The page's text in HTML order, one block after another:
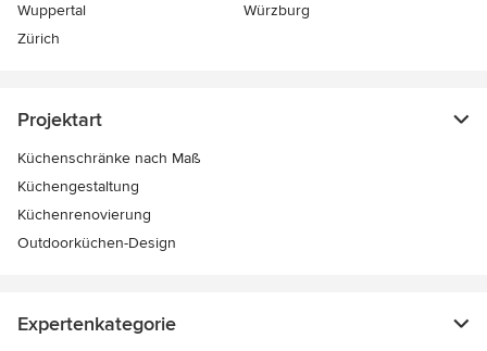
Wuppertal
Würzburg
Zürich
Projektart
Küchenschränke nach Maß
Küchengestaltung
Küchenrenovierung
Outdoorküchen-Design
Expertenkategorie